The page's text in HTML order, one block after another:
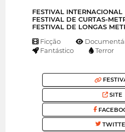
FESTIVAL INTERNACIONAL
FESTIVAL DE CURTAS-
FESTIVAL DE LONGAS
Ficção
Fantástico
Terror
SITE